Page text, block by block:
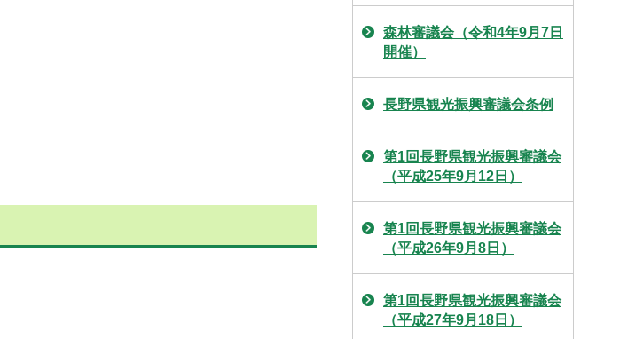
森林審議会（令和4年9月7日
開催）
長野県観光振興審議会条例
第1回長野県観光振興審議会
（平成25年9月12日）
第1回長野県観光振興審議会
（平成26年9月8日）
第1回長野県観光振興審議会
（平成27年9月18日）